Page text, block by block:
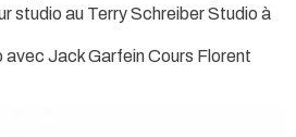
studio au Terry Schreiber Studio à
Jack Garfein Cours Florent